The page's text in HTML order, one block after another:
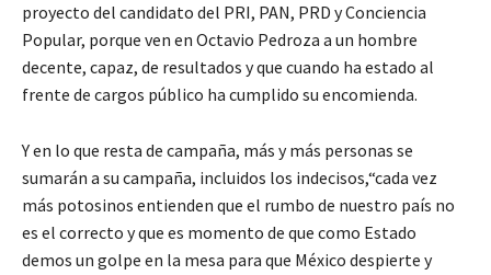
proyecto del candidato del PRI, PAN, PRD y Conciencia
Popular, porque ven en Octavio Pedroza a un hombre
decente, capaz, de resultados y que cuando ha estado al
frente de cargos público ha cumplido su encomienda.
Y en lo que resta de campaña, más y más personas se
sumarán a su campaña, incluidos los indecisos,“cada vez
más potosinos entienden que el rumbo de nuestro país no
es el correcto y que es momento de que como Estado
demos un golpe en la mesa para que México despierte y